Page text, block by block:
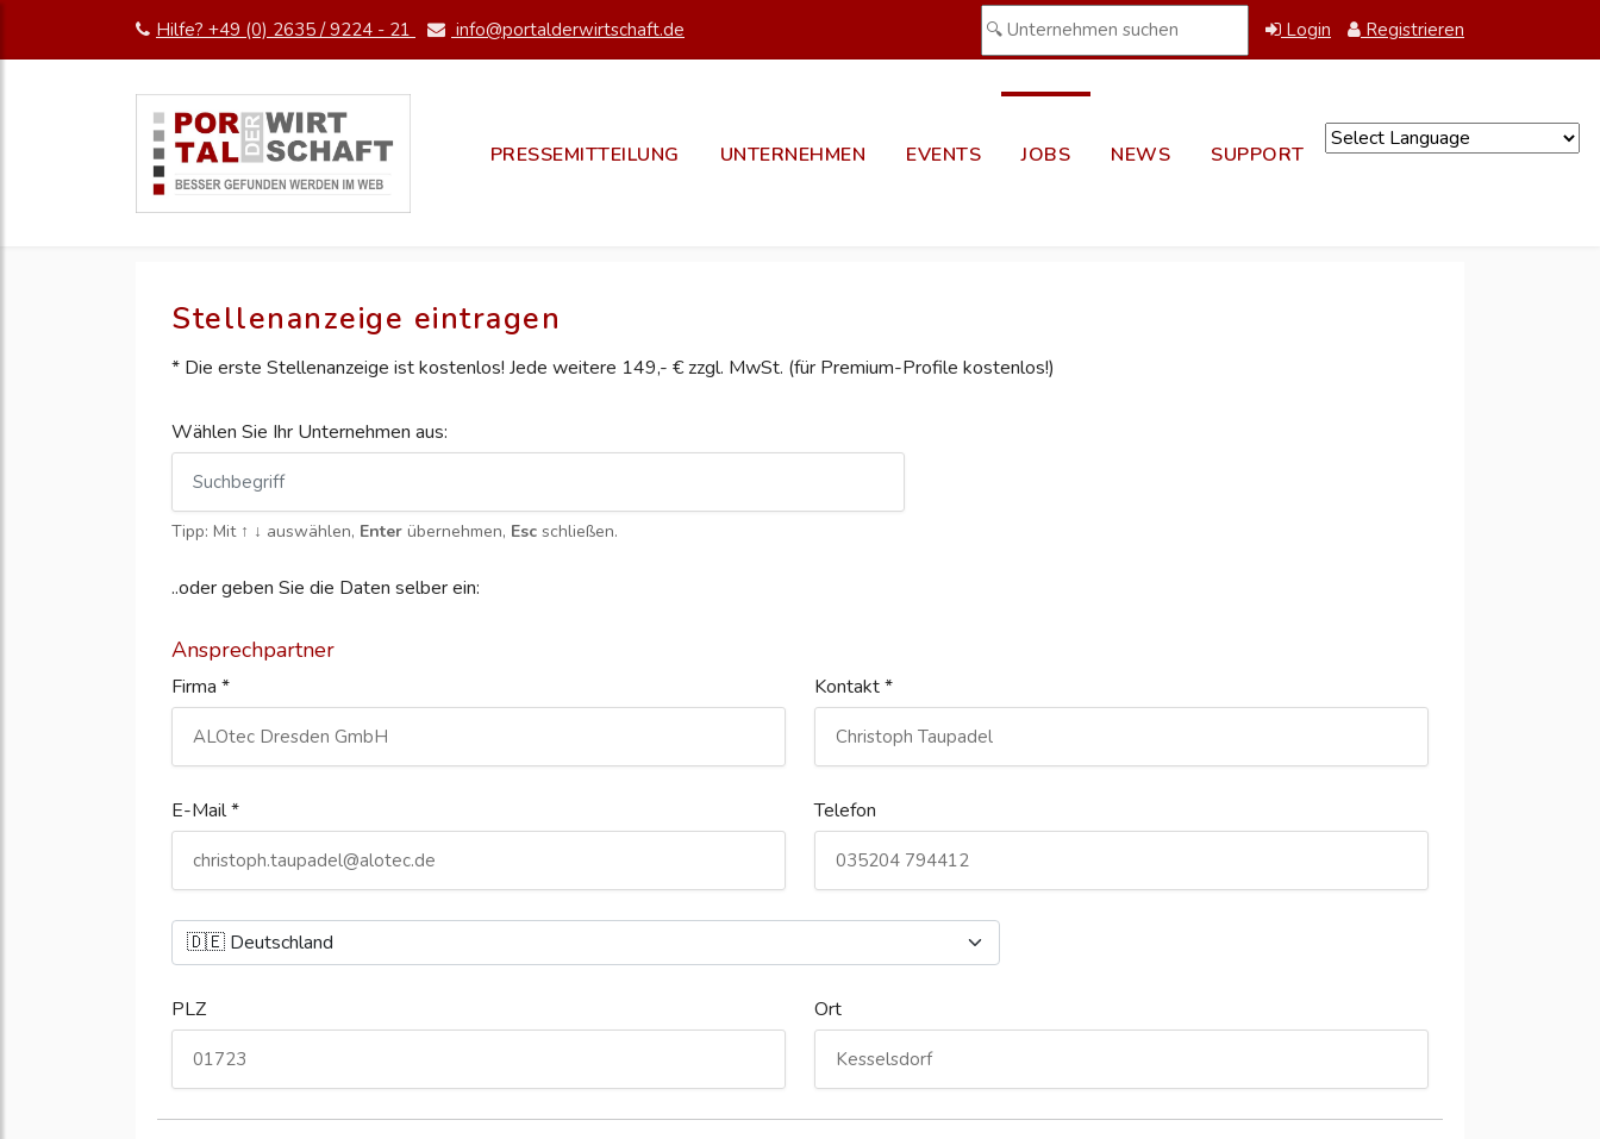
Hilfe? +49 (0) 2635 / 9224 - 21 info@portalderwirtschaft.de Login Registrieren
PRESSEMITTEILUNG UNTERNEHMEN EVENTS JOBS NEWS SUPPORT
Stellenanzeige eintragen
* Die erste Stellenanzeige ist kostenlos! Jede weitere 149,- € zzgl. MwSt. (für Premium-Profile kostenlos!)
Wählen Sie Ihr Unternehmen aus:
Tipp: Mit ↑ ↓ auswählen, Enter übernehmen, Esc schließen.
..oder geben Sie die Daten selber ein:
Ansprechpartner
Firma * Kontakt *
E-Mail * Telefon
PLZ Ort